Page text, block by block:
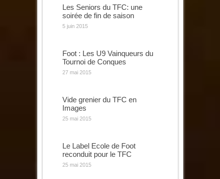
Les Seniors du TFC: une
soirée de fin de saison
5 juin 2015
Foot : Les U9 Vainqueurs du
Tournoi de Conques
27 mai 2015
Vide grenier du TFC en
Images
25 mai 2015
Le Label Ecole de Foot
reconduit pour le TFC
25 mai 2015